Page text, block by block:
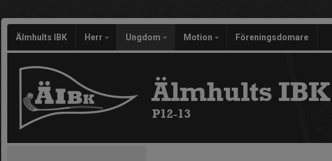
Älmhults IBK Herr Ungdom Motion Föreningsdomare
Älmhults IBK
P12-13